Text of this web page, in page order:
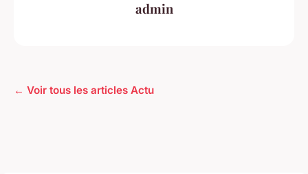
admin
← Voir tous les articles Actu